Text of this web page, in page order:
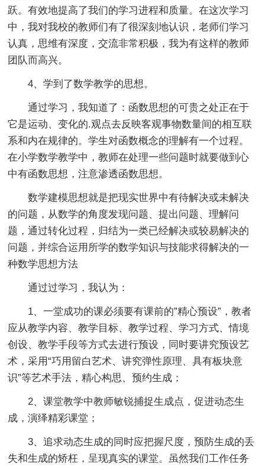
跃。有效地提高了我们的学习进程和质量。在这次学习
中，我对我校的教师们有了很深刻地认识，老师们学习
认真，思维有深度，交流非常积极，我为有这样的教师
团队而高兴。
4、学到了数学教学的思想。
通过学习，我知道了：函数思想的可贵之处正在于
它是运动、变化的.观点去反映客观事物数量间的相互联
系和内在规律的。学生对函数概念的理解有一个过程。
在小学数学教学中，教师在处理一些问题时就要做到心
中有函数思想，注意渗透函数思想。
数学建模思想就是把现实世界中有待解决或未解决
的问题，从数学的角度发现问题、提出问题、理解问
题，通过转化过程，归结为一类已经解决或较易解决的
问题，并综合运用所学的数学知识与技能求得解决的一
种数学思想方法
通过过学习，我认为：
1、一堂成功的课必须要有课前的”精心预设”，教者
应从教学内容、教学目标、教学过程、学习方式、情境
创设、教学手段等方式去进行预设，同时要讲究预设艺
术，采用“巧用留白艺术、讲究弹性原理、具有板块意
识”等艺术手法，精心构思、预约生成；
2、课堂教学中教师敏锐捕捉生成点，促进动态生
成，演绎精彩课堂；
3、追求动态生成的同时应把握尺度，预防生成的丢
失和生成的矫枉，呈现真实的课堂。虽然我们工作任务